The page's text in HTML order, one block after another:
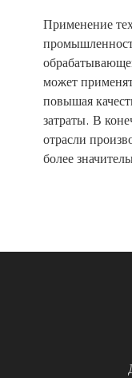
Применение
может
повышая
затраты. В
отрасли
более